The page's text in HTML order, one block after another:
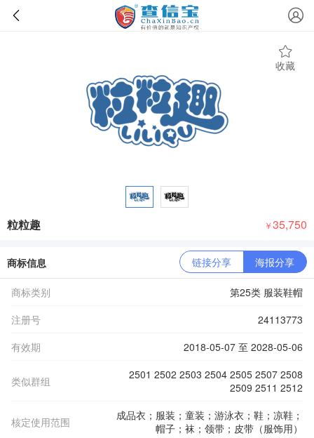
收藏
粒粒趣 ￥35,750
商标信息 链接分享 海报分享
商标类别
第25类 服装鞋帽
注册号
24113773
有效期
2018-05-07 至 2028-05-06
类似群组
2501 2502 2503 2504 2505 2507 2508
2509 2511 2512
核定使用范围
成品衣；服装；童装；游泳衣；鞋；凉鞋；
帽子；袜；领带；皮带（服饰用）